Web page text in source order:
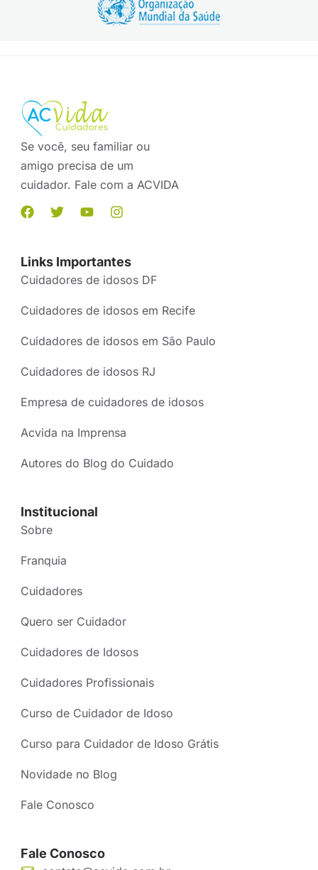
Se você, seu familiar ou
amigo precisa de um
cuidador. Fale com a ACVIDA
Links Importantes
Cuidadores de idosos DF
Cuidadores de idosos em Recife
Cuidadores de idosos em São Paulo
Cuidadores de idosos RJ
Empresa de cuidadores de idosos
Acvida na Imprensa
Autores do Blog do Cuidado
Institucional
Sobre
Franquia
Cuidadores
Quero ser Cuidador
Cuidadores de Idosos
Cuidadores Profissionais
Curso de Cuidador de Idoso
Curso para Cuidador de Idoso Grátis
Novidade no Blog
Fale Conosco
Fale Conosco